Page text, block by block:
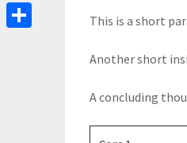
This is a short
Another short
A concluding
Odnoklassniki